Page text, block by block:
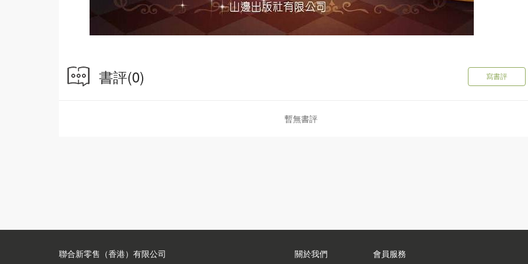
書評(0) 寫書評
暫無書評
聯合新零售（香港）有限公司 關於我們 會員服務